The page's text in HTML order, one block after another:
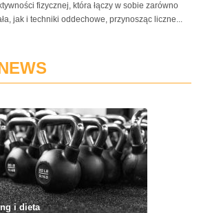
fizycznej, która łączy w sobie zarówno
jak i techniki oddechowe, przynosząc liczne...
i dieta